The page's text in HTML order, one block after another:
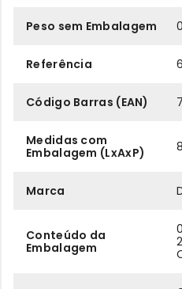
Peso sem Embalagem
Referência
Código Barras (EAN)
Medidas com
Embalagem (LxAxP)
Marca
Conteúdo da
Embalagem